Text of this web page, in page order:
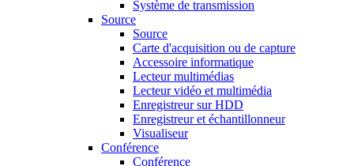
Système de transmission
Source
Source
Carte d'acquisition ou de capture
Accessoire informatique
Lecteur multimédias
Lecteur vidéo et multimédia
Enregistreur sur HDD
Enregistreur et échantillonneur
Visualiseur
Conférence
Conférence